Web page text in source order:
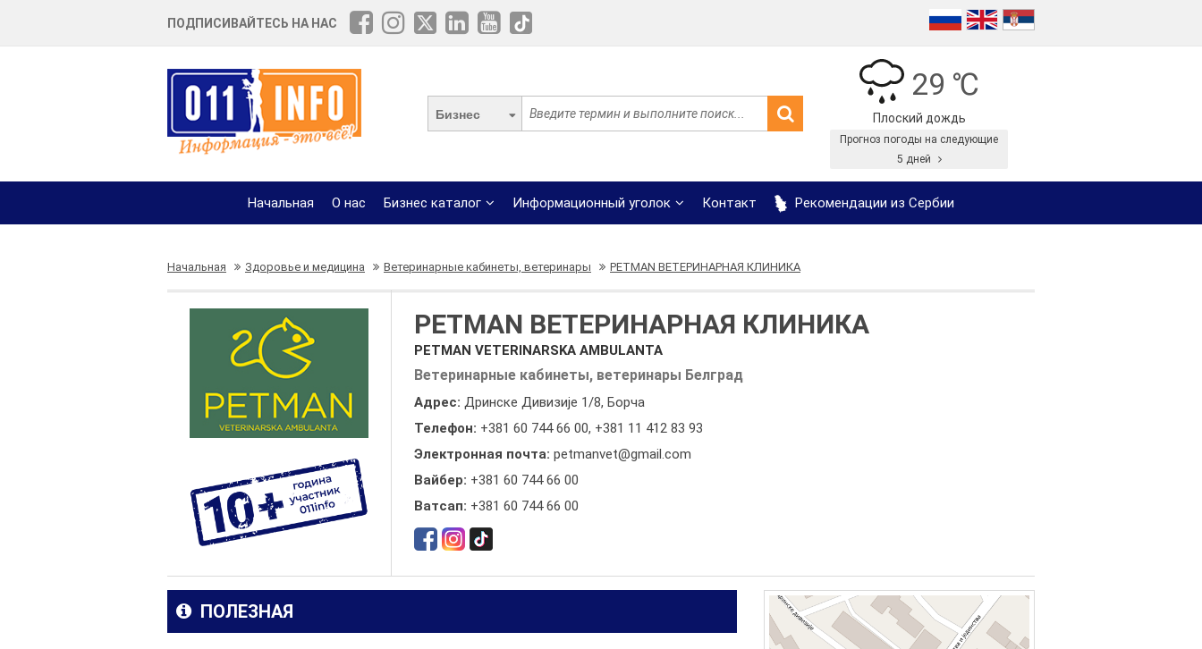
ПОДПИСИВАЙТЕСЬ НА НАС
Бизнес
29 ℃
Плоский дождь
Прогноз погоды на следующие
5 дней
Начальная О нас Бизнес каталог Информационный уголок Контакт Рекомендации из Сербии
Начальная Здоровье и медицина Ветеринарные кабинеты, ветеринары PETMAN ВЕТЕРИНАРНАЯ КЛИНИКА
PETMAN ВЕТЕРИНАРНАЯ КЛИНИКА
PETMAN VETERINARSKA AMBULANTA
Ветеринарные кабинеты, ветеринары Белград
Адрес: Дринске Дивизије 1/8, Борча
Телефон: +381 60 744 66 00, +381 11 412 83 93
Электронная почта: petmanvet@gmail.com
Вайбер: +381 60 744 66 00
Ватсап: +381 60 744 66 00
ПОЛЕЗНАЯ